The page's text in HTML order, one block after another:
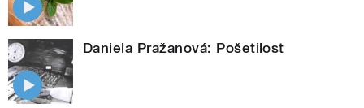
Daniela Pražanová: Pošetilost